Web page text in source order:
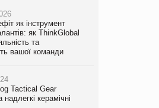
як інструмент
як ThinkGlobal
та
вашої команди
Tactical Gear
керамічні